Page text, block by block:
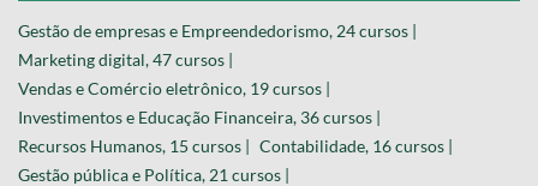
Gestão de empresas e Empreendedorismo, 24 cursos |
Marketing digital, 47 cursos |
Vendas e Comércio eletrônico, 19 cursos |
Investimentos e Educação Financeira, 36 cursos |
Recursos Humanos, 15 cursos | Contabilidade, 16 cursos |
Gestão pública e Política, 21 cursos |